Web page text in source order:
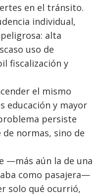
en el tránsito.
individual,
alta
uso de
fiscalización y
el mismo
educación y mayor
persiste
normas, sino de
—más aún la de una
como pasajera—
solo qué ocurrió,